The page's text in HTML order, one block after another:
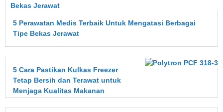
Kenali
Dampak,
dan Cara
Mencegahnya
Sejak Dini
5 Perawatan Medis Terbaik Untuk Mengatasi Berbagai
Tipe Bekas Jerawat
5 Cara Pastikan Kulkas Freezer
Tetap Bersih dan Terawat untuk
Menjaga Kualitas Makanan